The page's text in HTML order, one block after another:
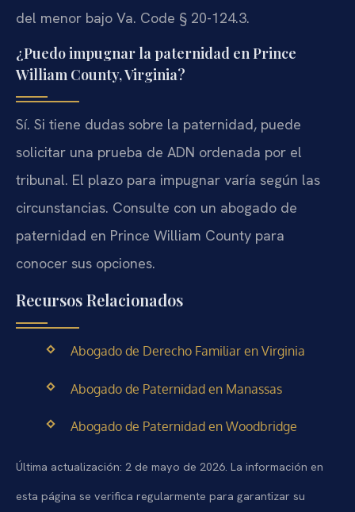
del menor bajo Va. Code § 20-124.3.
¿Puedo impugnar la paternidad en Prince
William County, Virginia?
Sí. Si tiene dudas sobre la paternidad, puede
solicitar una prueba de ADN ordenada por el
tribunal. El plazo para impugnar varía según las
circunstancias. Consulte con un abogado de
paternidad en Prince William County para
conocer sus opciones.
Recursos Relacionados
Abogado de Derecho Familiar en Virginia
Abogado de Paternidad en Manassas
Abogado de Paternidad en Woodbridge
Última actualización: 2 de mayo de 2026. La información en
esta página se verifica regularmente para garantizar su